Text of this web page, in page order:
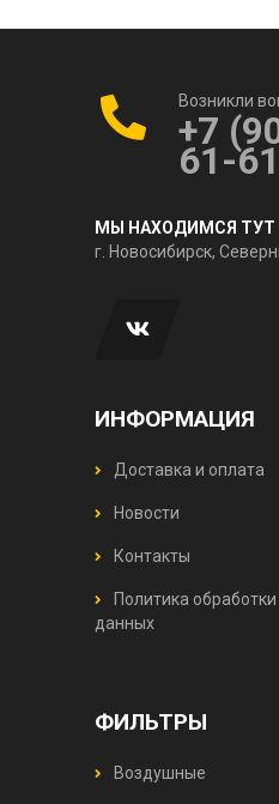
Возникли
+7
61-61
МЫ НАХОДИМСЯ ТУТ
г. Новосибирск,
ИНФОРМАЦИЯ
Доставка и оплата
Новости
Контакты
Политика
данных
ФИЛЬТРЫ
Воздушные